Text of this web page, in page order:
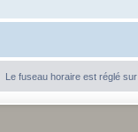
Le fuseau horaire est réglé sur